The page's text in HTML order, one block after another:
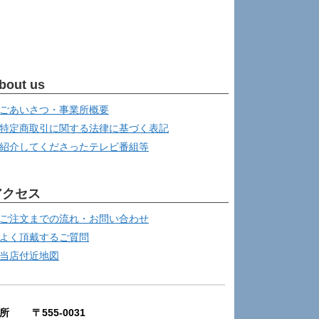
us
ごあいさつ・事業所概要
特定商取引に関する法律に基づく表記
紹介してくださったテレビ番組等
セス
ご注文までの流れ・お問い合わせ
よく頂戴するご質問
当店付近地図
所 〒555-0031